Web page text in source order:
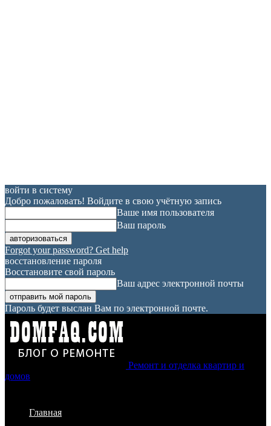
войти в систему
Добро пожаловать! Войдите в свою учётную запись
Ваше имя пользователя
Ваш пароль
Forgot your password? Get help
восстановление пароля
Восстановите свой пароль
Ваш адрес электронной почты
Пароль будет выслан Вам по электронной почте.
Ремонт и отделка квартир и
домов
Главная